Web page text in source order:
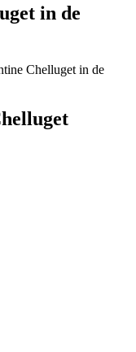
in de
Chelluget in de